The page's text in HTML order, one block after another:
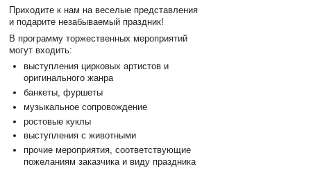
Приходите к нам на веселые представления
и подарите незабываемый праздник!
В программу торжественных мероприятий
могут входить:
выступления цирковых артистов и
оригинального жанра
банкеты, фуршеты
музыкальное сопровождение
ростовые куклы
выступления с животными
прочие мероприятия, соответствующие
пожеланиям заказчика и виду праздника